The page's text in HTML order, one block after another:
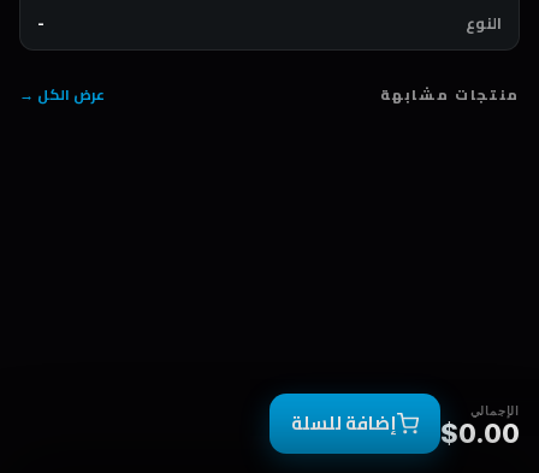
النوع
-
منتجات مشابهة عرض الكل →
الإجمالي
$0.00 إضافة للسلة